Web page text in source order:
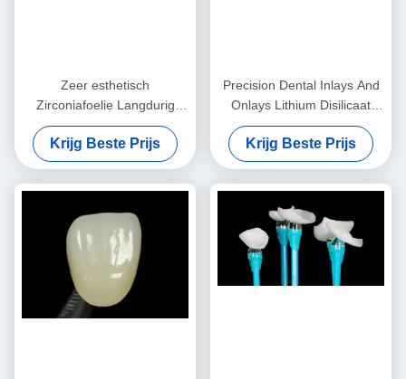
Zeer esthetisch
Zirconiafoelie Langdurig
Zirconia Emaxfoelie
Krijg Beste Prijs
Precision Dental Inlays And
Onlays Lithium Disilicaat
Fressing Onlay Veneer
Krijg Beste Prijs